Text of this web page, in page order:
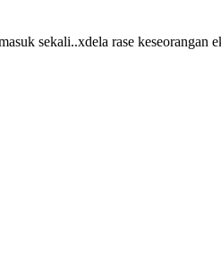
sekali..xdela rase keseorangan